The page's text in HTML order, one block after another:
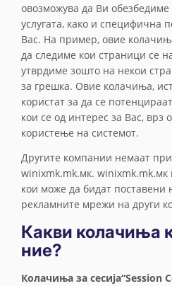
овозможува да Ви обезбедиме
услугата, како и специфична
Вас. На пример, овие
да следиме кои страници се
утврдиме зошто на некои
за грешка. Овие колачиња,
користат за да се
кои се од интерес за Вас, врз
користење на системот.
Другите компании немаат
winixmk.mk.мк. winixmk.mk.мк
кои може да бидат поставени
рекламните мрежи на други
Какви колачиња
ние?
Колачиња за сесија“Session